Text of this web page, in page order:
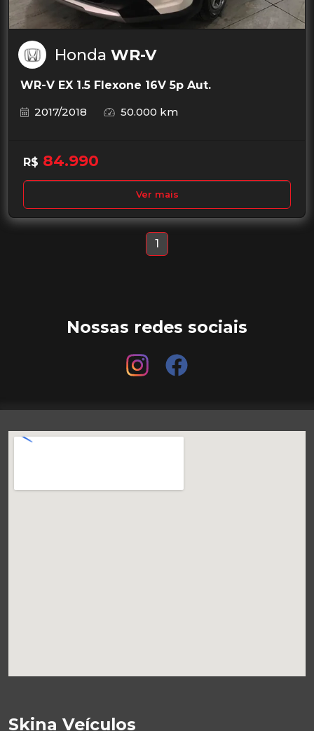
Honda WR-V
WR-V EX 1.5 Flexone 16V 5p Aut.
2017/2018
50.000 km
R$ 84.990
Ver mais
1
Nossas redes sociais
Skina Veículos